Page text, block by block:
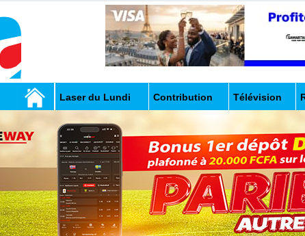
Laser du Lundi Contribution Télévision